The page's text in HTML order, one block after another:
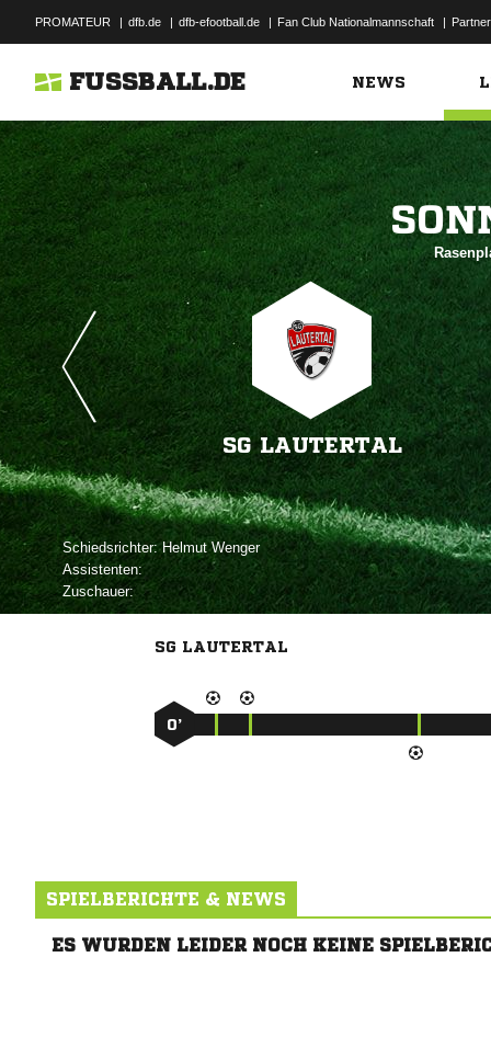
PROMATEUR | dfb.de | dfb-efootball.de | Fan Club Nationalmannschaft | Partner
FUSSBALL.DE NEWS
SG LAUTERTAL
Schiedsrichter: 
Assistenten:
Zuschauer:
SG LAUTERTAL
0’
SPIELBERICHTE & NEWS
ES WURDEN LEIDER NOCH KEINE